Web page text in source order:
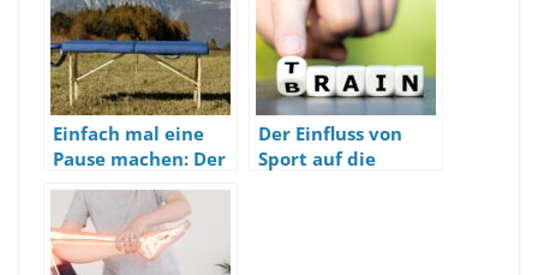
Einfach mal eine
Pause machen: Der
Nutzen einer
Massageliege
Der Einfluss von
Sport auf die